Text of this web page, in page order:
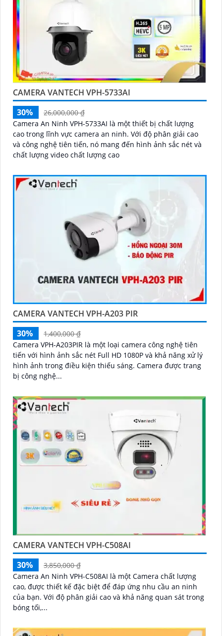
CAMERA VANTECH VPH-5733AI
30%
26,000,000 ₫
Camera An Ninh VPH-5733AI là một thiết bị chất lượng
cao trong lĩnh vực camera an ninh. Với độ phân giải cao
và công nghệ tiên tiến, nó mang đến hình ảnh sắc nét và
chất lượng video chất lượng cao
CAMERA VANTECH VPH-A203 PIR
30%
1,400,000 ₫
Camera VPH-A203PIR là một loại camera công nghệ tiên
tiến với hình ảnh sắc nét Full HD 1080P và khả năng xử lý
hình ảnh trong điều kiện thiếu sáng. Camera được trang
bị công nghệ...
CAMERA VANTECH VPH-C508AI
30%
3,850,000 ₫
Camera An Ninh VPH-C508AI là một Camera chất lượng
cao, được thiết kế đặc biệt để đáp ứng nhu cầu an ninh
của bạn. Với độ phân giải cao và khả năng quan sát trong
bóng tối,...